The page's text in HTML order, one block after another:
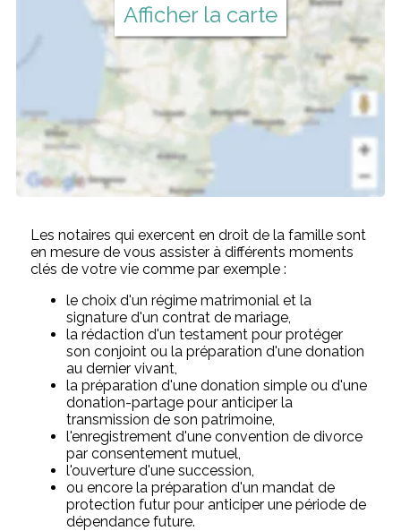
Afficher la carte
Les notaires qui exercent en droit de la famille sont
en mesure de vous assister à différents moments
clés de votre vie comme par exemple :
le choix d'un régime matrimonial et la
signature d'un contrat de mariage,
la rédaction d'un testament pour protéger
son conjoint ou la préparation d'une donation
au dernier vivant,
la préparation d'une donation simple ou d'une
donation-partage pour anticiper la
transmission de son patrimoine,
l'enregistrement d'une convention de divorce
par consentement mutuel,
l'ouverture d'une succession,
ou encore la préparation d'un mandat de
protection futur pour anticiper une période de
dépendance future.